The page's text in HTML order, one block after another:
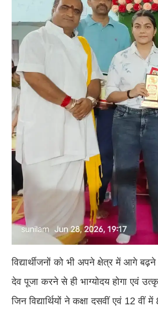
विद्यार्थीजनों को भी अपने क्षेत्र में आगे
देव पूजा करने से ही भाग्योदय होगा एवं
जिन विद्यार्थियों ने कक्षा दसवीं एवं 12